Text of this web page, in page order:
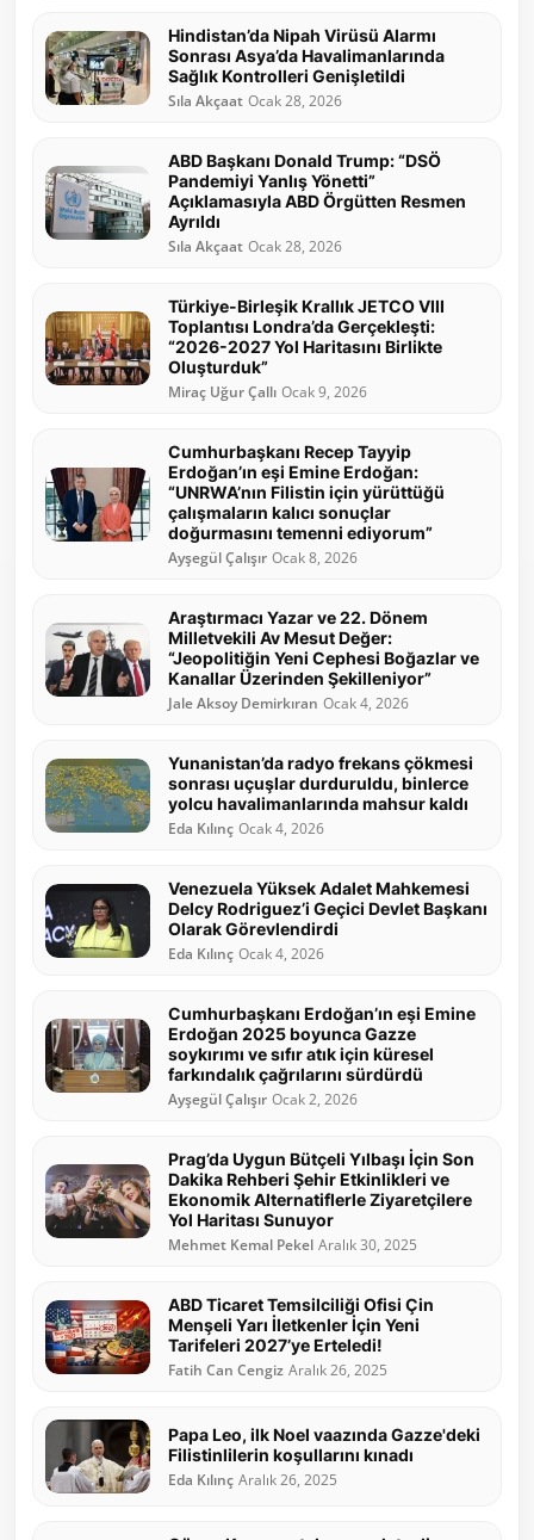
Hindistan’da Nipah Virüsü Alarmı
Sonrası Asya’da Havalimanlarında
Sağlık Kontrolleri Genişletildi
Sıla Akçaat Ocak 28, 2026
ABD Başkanı Donald Trump: “DSÖ
Pandemiyi Yanlış Yönetti”
Açıklamasıyla ABD Örgütten Resmen
Ayrıldı
Sıla Akçaat Ocak 28, 2026
Türkiye-Birleşik Krallık JETCO VIII
Toplantısı Londra’da Gerçekleşti:
“2026-2027 Yol Haritasını Birlikte
Oluşturduk”
Miraç Uğur Çallı Ocak 9, 2026
Cumhurbaşkanı Recep Tayyip
Erdoğan’ın eşi Emine Erdoğan:
“UNRWA’nın Filistin için yürüttüğü
çalışmaların kalıcı sonuçlar
doğurmasını temenni ediyorum”
Ayşegül Çalışır Ocak 8, 2026
Araştırmacı Yazar ve 22. Dönem
Milletvekili Av Mesut Değer:
“Jeopolitiğin Yeni Cephesi Boğazlar ve
Kanallar Üzerinden Şekilleniyor”
Jale Aksoy Demirkıran Ocak 4, 2026
Yunanistan’da radyo frekans çökmesi
sonrası uçuşlar durduruldu, binlerce
yolcu havalimanlarında mahsur kaldı
Eda Kılınç Ocak 4, 2026
Venezuela Yüksek Adalet Mahkemesi
Delcy Rodriguez’i Geçici Devlet Başkanı
Olarak Görevlendirdi
Eda Kılınç Ocak 4, 2026
Cumhurbaşkanı Erdoğan’ın eşi Emine
Erdoğan 2025 boyunca Gazze
soykırımı ve sıfır atık için küresel
farkındalık çağrılarını sürdürdü
Ayşegül Çalışır Ocak 2, 2026
Prag’da Uygun Bütçeli Yılbaşı İçin Son
Dakika Rehberi Şehir Etkinlikleri ve
Ekonomik Alternatiflerle Ziyaretçilere
Yol Haritası Sunuyor
Mehmet Kemal Pekel Aralık 30, 2025
ABD Ticaret Temsilciliği Ofisi Çin
Menşeli Yarı İletkenler İçin Yeni
Tarifeleri 2027’ye Erteledi!
Fatih Can Cengiz Aralık 26, 2025
Papa Leo, ilk Noel vaazında Gazze'deki
Filistinlilerin koşullarını kınadı
Eda Kılınç Aralık 26, 2025